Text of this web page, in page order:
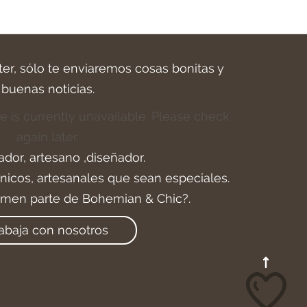
sólo te enviaremos cosas bonitas y
buenas noticias.
is currently unavailable. Please check
again later.
artesano ,diseñador.
artesanales que sean especiales.
parte de Bohemian & Chic?.
con nosotros